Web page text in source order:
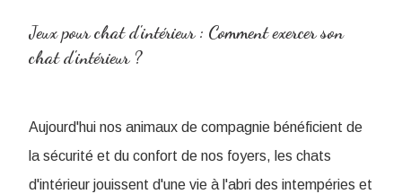
Jeux pour chat d'intérieur : Comment exercer son
chat d'intérieur ?
Aujourd'hui nos animaux de compagnie bénéficient de
la sécurité et du confort de nos foyers, les chats
d'intérieur jouissent d'une vie à l'abri des intempéries et